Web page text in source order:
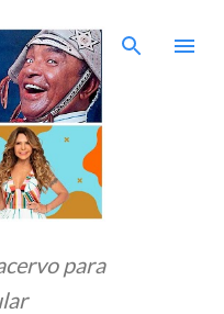
principal
para